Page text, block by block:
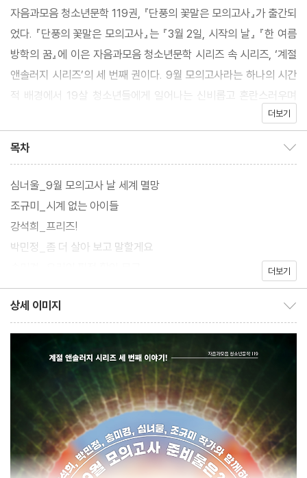
자음과모음 청소년문학 119권, 『단풍의 꽃말은 모의고사』가 출간되
었다. 『단풍의 꽃말은 모의고사』는 『3월 2일, 시작의 날』 『한 여름
방학의 꿈』에 이은 자음과모음 청소년문학 시리즈 속 시리즈, ‘계절
앤솔러지 시리즈’의 세 번째 권이다. 9월 모의고사라는 하나의 시간
적 배경에서 19살 청소년들에게 일어나는 신비롭고 혼란스러우며
가끔은 희한한, 하지만 언제나 다정한 짧은 이야기들을 담았다.
계절 앤솔러지 시리즈는 청소년과 성인에게 있어 ‘특히 의미 있는
날’, 혹은 ‘누구나 공감할 수 있는 날’에 벌어지는 일들을 환상, 로맨
스, SF, 리얼리즘 등 다채로운 장르로 경험해볼 수 있는 신선하고 색
다른 기획이다. 청소년부터 성인까지 모든 독자가 공감하며 읽을 수
있도록 청소년문학 작가와 성인문학 작가가 한 주제에 함께 참여하
는 구성 방식을 택해 자음과모음 청소년문학 시리즈에서 나온 앤솔
러지들은 물론, 시중에 나와 있는 수많은 앤솔러지와도 명확한 차별
점을 두었다. 2024년 12월에 겨울에 어울리는 소설집이 출간되어
시리즈의 마지막을 장식할 예정이다.
더보기
목차
심너울_9월 모의고사 날 세계 멸망
조규미_시계 없는 아이들
강석희_프리즈!
박민정_좀 더 살아 보고 말할게요
더보기
상세 이미지